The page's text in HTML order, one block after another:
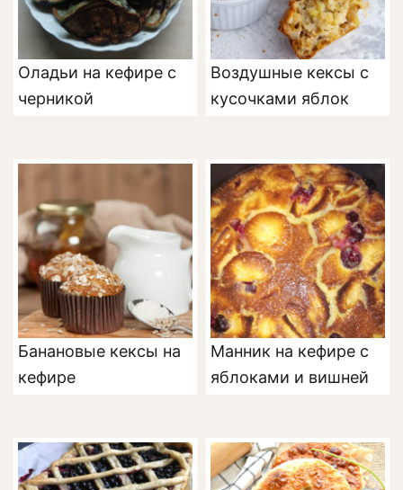
Оладьи на кефире с
черникой
Воздушные кексы с
кусочками яблок
Банановые кексы на
кефире
Манник на кефире с
яблоками и вишней